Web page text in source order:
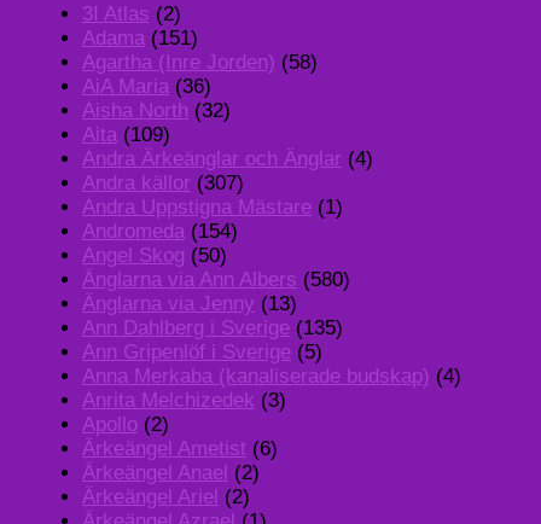
3I Atlas (2)
Adama (151)
Agartha (Inre Jorden) (58)
AiA Maria (36)
Aisha North (32)
Aita (109)
Andra Ärkeänglar och Änglar (4)
Andra källor (307)
Andra Uppstigna Mästare (1)
Andromeda (154)
Angel Skog (50)
Änglarna via Ann Albers (580)
Änglarna via Jenny (13)
Ann Dahlberg i Sverige (135)
Ann Gripenlöf i Sverige (5)
Anna Merkaba (kanaliserade budskap) (4)
Anrita Melchizedek (3)
Apollo (2)
Ärkeängel Ametist (6)
Ärkeängel Anael (2)
Ärkeängel Ariel (2)